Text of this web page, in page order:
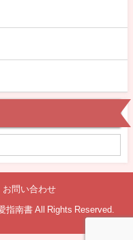
お問い合わせ
南書 All Rights Reserved.